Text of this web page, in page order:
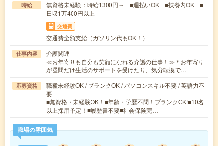
時給
無資格未経験：時給1300円～ ■週払いOK ■扶養内OK ■
日収1万400円以上
交通費
交通費全額支給（ガソリン代もOK！）
仕事内容
介護関連
≪お年寄りも自分も笑顔になれる介護の仕事！≫＊お年寄り
が昼間だけ生活のサポートを受けたり、気分転換で…
応募資格
職種未経験OK / ブランクOK / パソコンスキル不要 / 英語力不
要
■無資格・未経験OK！■年齢・学歴不問！ブランクOK!■10名
以上採用予定！■履歴書不要■社会保険完…
職場の雰囲気